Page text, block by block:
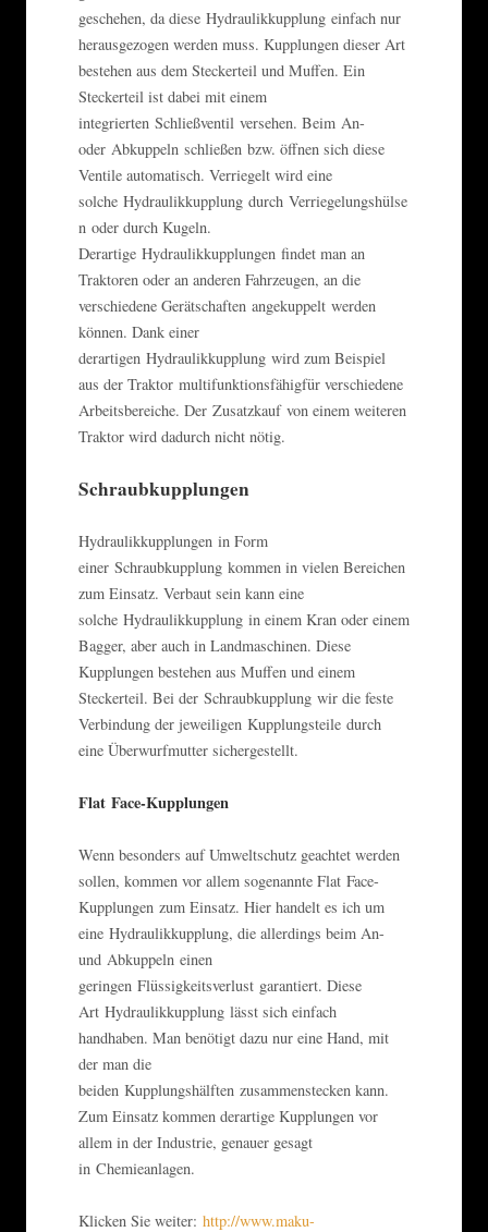
geschehen, da diese Hydraulikkupplung einfach nur
herausgezogen werden muss. Kupplungen dieser Art
bestehen aus dem Steckerteil und Muffen. Ein
Steckerteil ist dabei mit einem
integrierten Schließventil versehen. Beim An-
oder Abkuppeln schließen bzw. öffnen sich diese
Ventile automatisch. Verriegelt wird eine
solche Hydraulikkupplung durch Verriegelungshülse
n oder durch Kugeln.
Derartige Hydraulikkupplungen findet man an
Traktoren oder an anderen Fahrzeugen, an die
verschiedene Gerätschaften angekuppelt werden
können. Dank einer
derartigen Hydraulikkupplung wird zum Beispiel
aus der Traktor multifunktionsfähigfür verschiedene
Arbeitsbereiche. Der Zusatzkauf von einem weiteren
Traktor wird dadurch nicht nötig.
Schraubkupplungen
Hydraulikkupplungen in Form
einer Schraubkupplung kommen in vielen Bereichen
zum Einsatz. Verbaut sein kann eine
solche Hydraulikkupplung in einem Kran oder einem
Bagger, aber auch in Landmaschinen. Diese
Kupplungen bestehen aus Muffen und einem
Steckerteil. Bei der Schraubkupplung wir die feste
Verbindung der jeweiligen Kupplungsteile durch
eine Überwurfmutter sichergestellt.
Flat Face-Kupplungen
Wenn besonders auf Umweltschutz geachtet werden
sollen, kommen vor allem sogenannte Flat Face-
Kupplungen zum Einsatz. Hier handelt es ich um
eine Hydraulikkupplung, die allerdings beim An-
und Abkuppeln einen
geringen Flüssigkeitsverlust garantiert. Diese
Art Hydraulikkupplung lässt sich einfach
handhaben. Man benötigt dazu nur eine Hand, mit
der man die
beiden Kupplungshälften zusammenstecken kann.
Zum Einsatz kommen derartige Kupplungen vor
allem in der Industrie, genauer gesagt
in Chemieanlagen.
Klicken Sie weiter: http://www.maku-